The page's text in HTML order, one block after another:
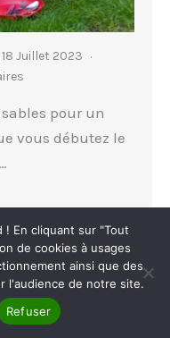
18 Juillet 2023
pour un
vous débutez le
! En cliquant sur "Tout
de cookies à usages
ainsi que des
l'audience de notre site.
Refuser